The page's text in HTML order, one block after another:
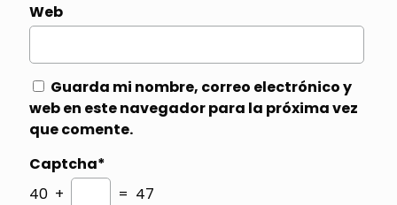
Web
Guarda mi nombre, correo electrónico y
web en este navegador para la próxima vez
que comente.
Captcha*
40 +
= 47